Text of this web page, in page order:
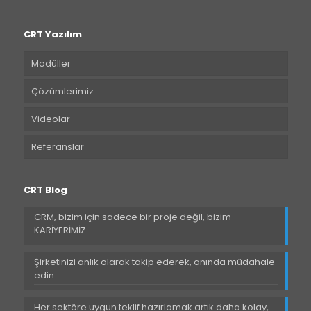
CRT Yazılım
Modüller
Çözümlerimiz
Videolar
Referanslar
CRT Blog
CRM, bizim için sadece bir proje değil, bizim
KARİYERİMİZ.
Şirketinizi anlık olarak takip ederek, anında müdahale
edin.
Her sektöre uygun teklif hazırlamak artık daha kolay,